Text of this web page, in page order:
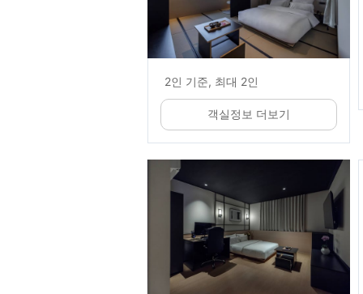
2인 기준, 최대 2인
객실정보 더보기